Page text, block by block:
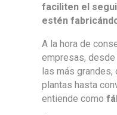
faciliten el
estén
A la hora de
empresas,
las más
plantas hasta
entiende como